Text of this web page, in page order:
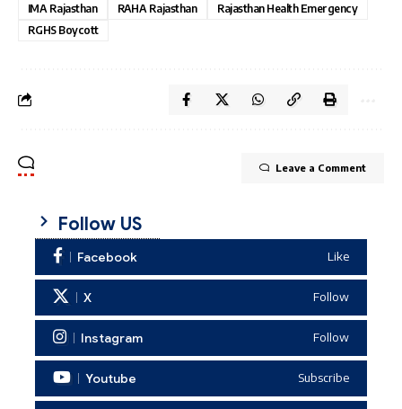
IMA Rajasthan
RAHA Rajasthan
Rajasthan Health Emergency
RGHS Boycott
Leave a Comment
Follow US
Facebook Like
X Follow
Instagram Follow
Youtube Subscribe